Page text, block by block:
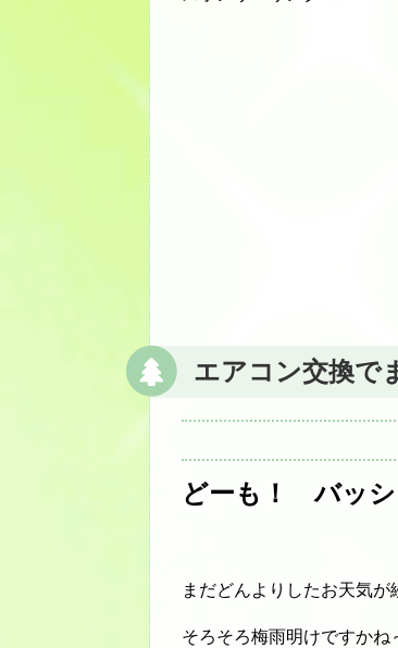
エアコン交換で
どーも！ バッ
まだどんよりしたお天気が
そろそろ梅雨明けですかね